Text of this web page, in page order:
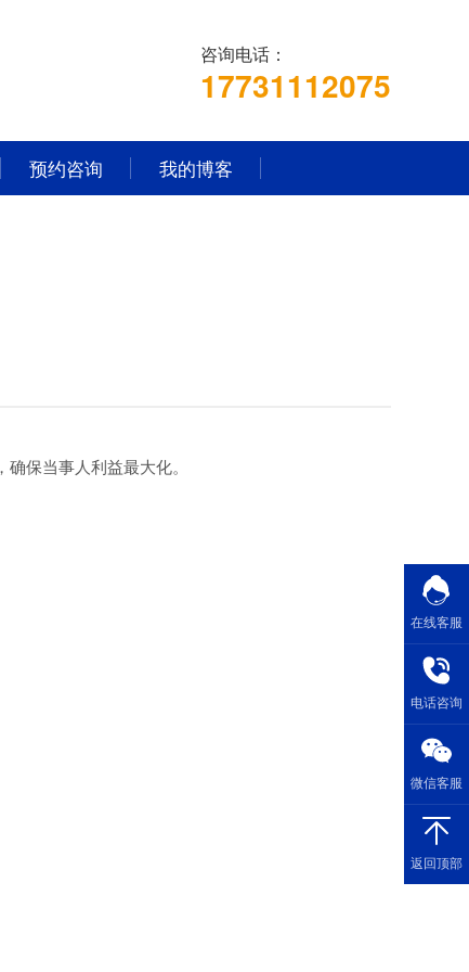
咨询电话：
17731112075
预约咨询 我的博客
保当事人利益最大化。
在线客服
电话咨询
微信客服
返回顶部